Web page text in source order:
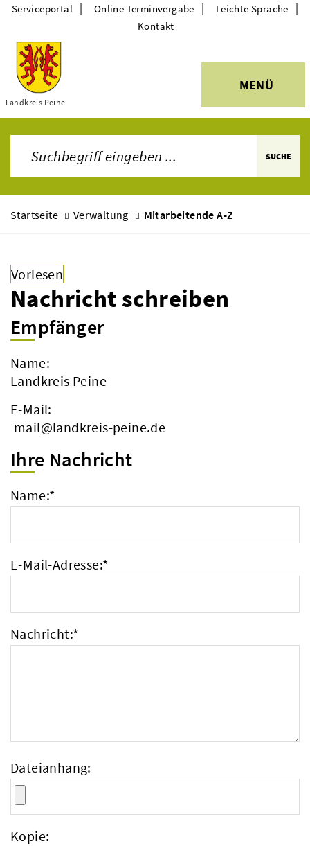
Themen
Landkreis Peine
MENÜ
Serviceportal | Online Terminvergabe | Leichte Sprache |
Kontakt
SUCHE
Startseite Verwaltung Mitarbeitende A-Z
Vorlesen
Nachricht schreiben
Empfänger
Name:
Landkreis Peine
E-Mail:
mail@landkreis-peine.de
Ihre Nachricht
Name:*
E-Mail-Adresse:*
Nachricht:*
Dateianhang:
Kopie: